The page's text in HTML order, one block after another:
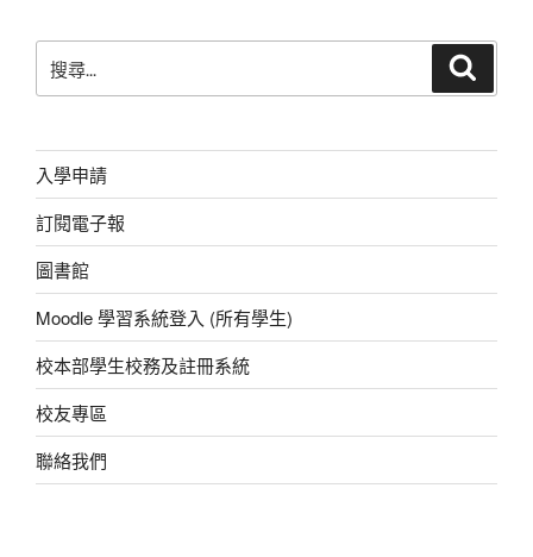
b
o
k
A
p
at n
g
尋
字:
入學申請
訂閱電子報
圖書館
Moodle 學習系統登入 (所有學生)
校本部學生校務及註冊系統
校友專區
聯絡我們